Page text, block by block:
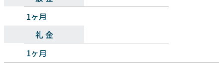
1ヶ月
礼 金
1ヶ月